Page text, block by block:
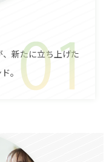
新たに立ち上げた
。